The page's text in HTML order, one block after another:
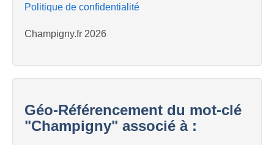
Politique de confidentialité
Champigny.fr 2026
Géo-Référencement du mot-clé
"Champigny" associé à :